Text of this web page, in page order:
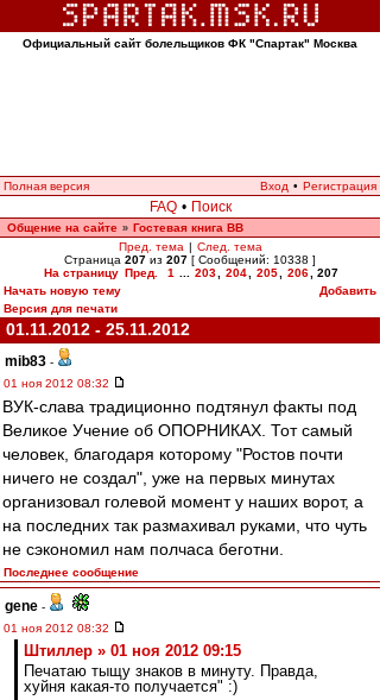
Официальный сайт болельщиков ФК "Спартак" Москва
Полная версия Вход • Регистрация
FAQ • Поиск
Общение на сайте » Гостевая книга ВВ
Пред. тема | След. тема
Страница 207 из 207 [ Сообщений: 10338 ]
На страницу Пред. 1 203 204 205 206
207
Начать новую тему
Добавить
Версия для печати
01.11.2012 - 25.11.2012
mib83 -
01 ноя 2012 08:32
ВУК-слава традиционно подтянул факты под
Великое Учение об ОПОРНИКАХ. Тот самый
человек, благодаря которому "Ростов почти
ничего не создал", уже на первых минутах
организовал голевой момент у наших ворот, а
на последних так размахивал руками, что чуть
не сэкономил нам полчаса беготни.
Последнее сообщение
gene -
01 ноя 2012 08:32
Штиллер » 01 ноя 2012 09:15
Печатаю тыщу знаков в минуту. Правда,
хуйня какая-то получается" :)